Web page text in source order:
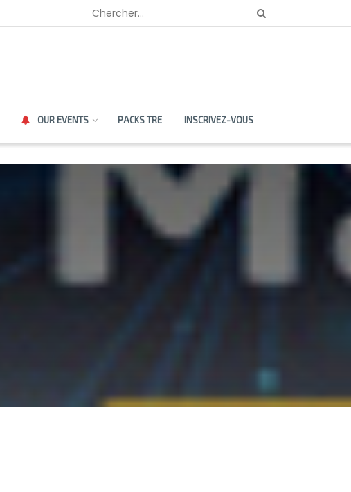
OUR EVENTS PACKS TRE INSCRIVEZ-VOUS